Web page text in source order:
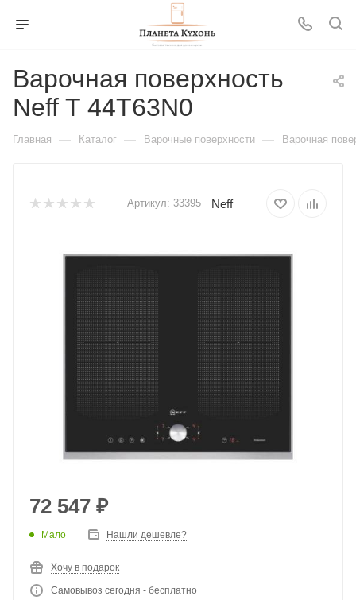
Варочная поверхность
Neff T 44T63N0
Главная — Каталог — Варочные поверхности — Варочная
Артикул: 33395 Neff
72 547 ₽
Мало Нашли дешевле?
Хочу в подарок
Самовывоз сегодня - бесплатно